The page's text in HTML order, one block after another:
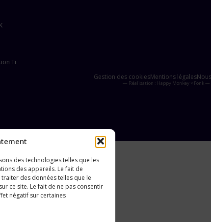
des technologies telles que les
des appareils. Le fait de
des données telles que le
ce site. Le fait de ne pas consentir
négatif sur certaines
Ti
Gestion des cookiesMentions légales
— Réalisation : Happy Monkey × Fonk —